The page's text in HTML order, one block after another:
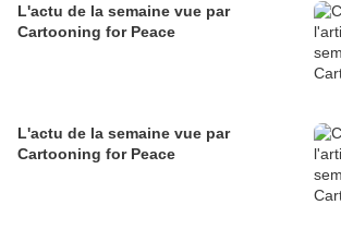
L'actu de la semaine vue par
Cartooning for Peace
L'actu de la semaine vue par
Cartooning for Peace